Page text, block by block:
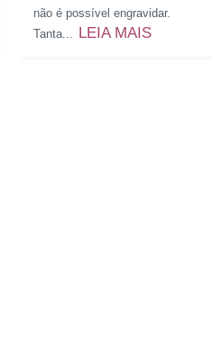
não é possível engravidar.
Tanta...
LEIA MAIS